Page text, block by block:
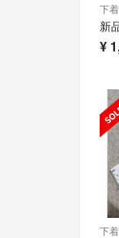
下着
¥
下着